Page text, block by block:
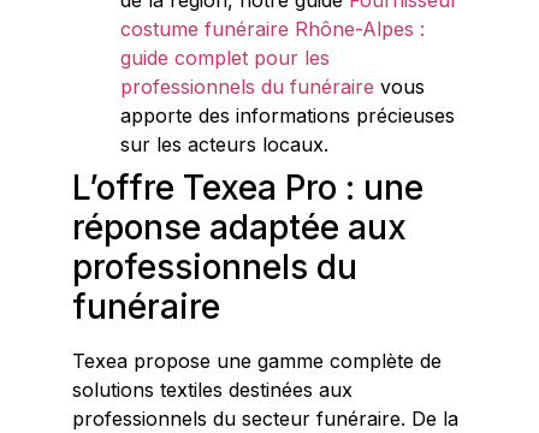
costume funéraire Rhône-Alpes :
guide complet pour les
professionnels du funéraire vous
apporte des informations précieuses
sur les acteurs locaux.
L’offre Texea Pro : une
réponse adaptée aux
professionnels du
funéraire
Texea propose une gamme complète de
solutions textiles destinées aux
professionnels du secteur funéraire. De la